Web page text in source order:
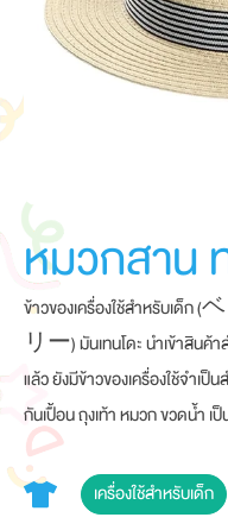
หมวกสาน
ข้าวของเครื่องใช้สำหรับ
リー) มันเทนโดะ นำเข้าสินค้
แล้ว ยังมีข้าวของเครื่องใช้จำ
กันเปื้อน ถุงเท้า หมวก ขวดน้ำ เ
เครื่องใช้สำหรับเด็ก